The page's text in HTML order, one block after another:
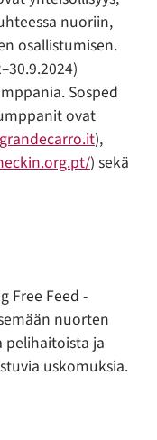
nuoriin,
osallistumisen.
Sosped
ovat
),
) sekä
Free Feed -
nuorten
ja
uskomuksia.